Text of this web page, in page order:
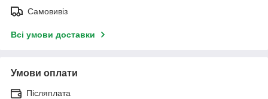
Самовивіз
Всі умови доставки
Умови оплати
Післяплата